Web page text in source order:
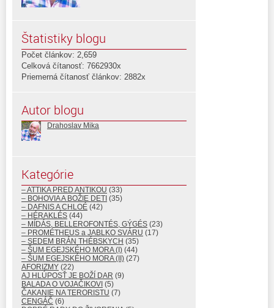
Štatistiky blogu
Počet článkov: 2,659
Celková čítanosť: 7662930x
Priemerná čítanosť článkov: 2882x
Autor blogu
Drahoslav Mika
Kategórie
– ATTIKA PRED ANTIKOU (33)
– BOHOVIA A BOŽIE DETI (35)
– DAFNIS A CHLOÉ (42)
– HÉRAKLÉS (44)
– MÍDÁS, BELLEROFONTÉS, GÝGÉS (23)
– PROMÉTHEUS a JABLKO SVÁRU (17)
– SEDEM BRÁN THÉBSKYCH (35)
– ŠUM EGEJSKÉHO MORA (I) (44)
– ŠUM EGEJSKÉHO MORA (II) (27)
AFORIZMY (22)
AJ HLÚPOSŤ JE BOŽÍ DAR (9)
BALADA O VOJAČIKOVI (5)
ČAKANIE NA TERORISTU (7)
CENGÁČ (6)